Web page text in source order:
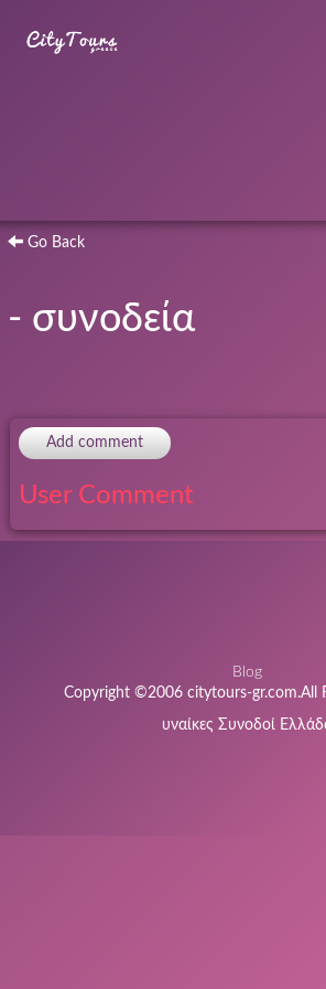
Go Back
- συνοδεία
Add comment
User Comment
Blog
Copyright ©2006 citytours-gr.com.All
υναίκες Συνοδοί